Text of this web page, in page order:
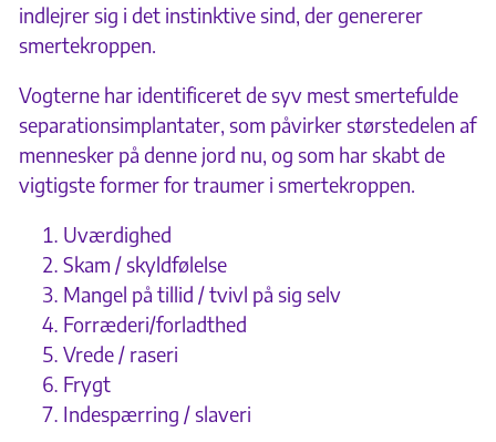
indlejrer sig i det instinktive sind, der genererer
smertekroppen.
Vogterne har identificeret de syv mest smertefulde
separationsimplantater, som påvirker størstedelen af
mennesker på denne jord nu, og som har skabt de
vigtigste former for traumer i smertekroppen.
Uværdighed
Skam / skyldfølelse
Mangel på tillid / tvivl på sig selv
Forræderi/forladthed
Vrede / raseri
Frygt
Indespærring / slaveri